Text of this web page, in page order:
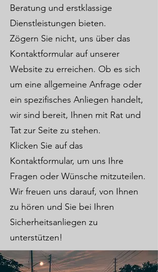
Beratung und erstklassige
Dienstleistungen bieten.
Zögern Sie nicht, uns über das
Kontaktformular auf unserer
Website zu erreichen. Ob es sich
um eine allgemeine Anfrage oder
ein spezifisches Anliegen handelt,
wir sind bereit, Ihnen mit Rat und
Tat zur Seite zu stehen.
Klicken Sie auf das
Kontaktformular, um uns Ihre
Fragen oder Wünsche mitzuteilen.
Wir freuen uns darauf, von Ihnen
zu hören und Sie bei Ihren
Sicherheitsanliegen zu
unterstützen!